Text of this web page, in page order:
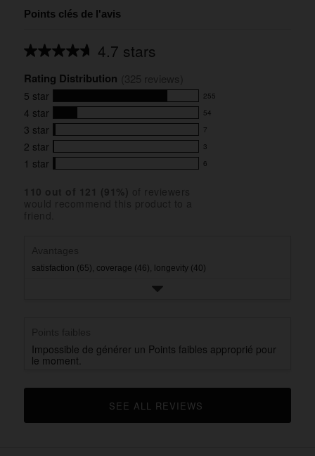
Points clés de l'avis
4.7 stars
Average
for
this
product:
4.7
out
of
5
stars
Rating Distribution
5 star 255
255
reviews
with
5
star
rating.
4 star 54
54
reviews
with
4
3 star 7
7
reviews
with
2 star 3
3
reviews
1 star 6
6
satisfaction (65), coverage (46), longevity (40)
Impossible de générer un Points faibles approprié pour
le moment.
CLICK TO GO TO ALL REVIEWS